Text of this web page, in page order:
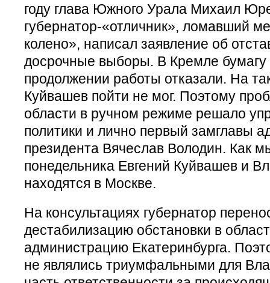
году глава Южного Урала Михаил
губернатор-«отличник», ломавший
колено», написал заявление об
досрочные выборы. В Кремле бумагу
продолжении работы отказали. На
Куйвашев пойти не мог. Поэтому
области в ручном режиме решало
политики и лично первый замглавы
президента Вячеслав Володин. Как
понедельника Евгений Куйвашев и
находятся в Москве.
На консультациях губернатор
дестабилизацию обстановки в
администрацию Екатеринбурга.
не являлись триумфальными для